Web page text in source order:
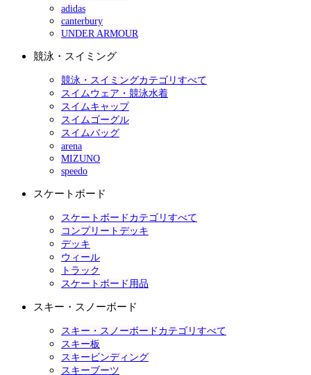
adidas
canterbury
UNDER ARMOUR
競泳・スイミング
競泳・スイミングカテゴリすべて
スイムウェア・競泳水着
スイムキャップ
スイムゴーグル
スイムバッグ
arena
MIZUNO
speedo
スケートボード
スケートボードカテゴリすべて
コンプリートデッキ
デッキ
ウィール
トラック
スケートボード用品
スキー・スノーボード
スキー・スノーボードカテゴリすべて
スキー板
スキービンディング
スキーブーツ